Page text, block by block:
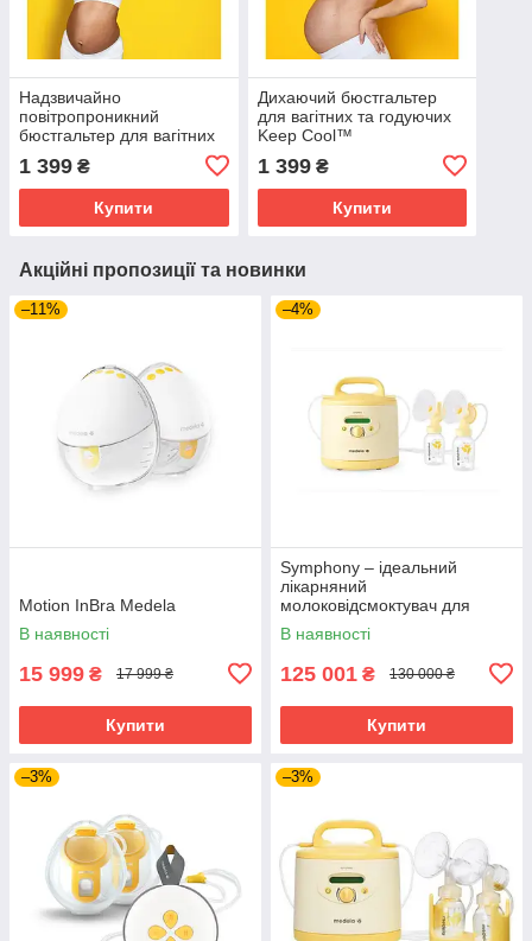
Надзвичайно
повітропроникний
бюстгальтер для вагітних
та годуючих Keep Cool™
1 399 ₴
Купити
Дихаючий бюстгальтер
для вагітних та годуючих
Keep Cool™
1 399₴
Купити
Акційні пропозиції та новинки
–11%
Motion InBra Medela
В наявності
15 999 ₴ 17 999 ₴
Купити
–4%
Symphony – ідеальний
лікарняний
молоковідсмоктувач для
активації, розвитку та
підтримки хорошої лактації
В наявності
125 001 ₴ 130 000 ₴
Купити
–3% –3%